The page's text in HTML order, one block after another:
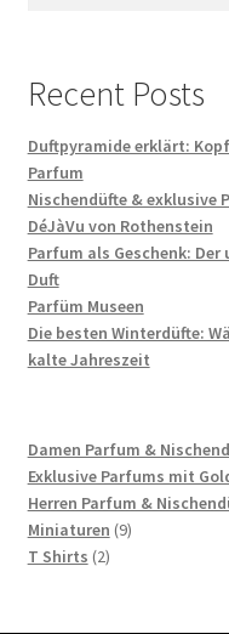
Recent Posts
Duftpyramide erklärt:
Parfum
Nischendüfte & exklusive
DéJàVu von Rothenstein
Parfum als Geschenk:
Duft
Parfüm Museen
Die besten Winterdüfte:
kalte Jahreszeit
Damen Parfum &
Exklusive Parfums mit
Herren Parfum &
Miniaturen 99
T Shirts 22